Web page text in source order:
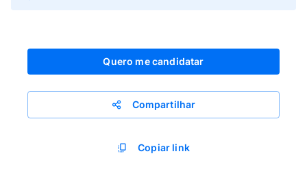
Quero me candidatar
Compartilhar
Copiar link